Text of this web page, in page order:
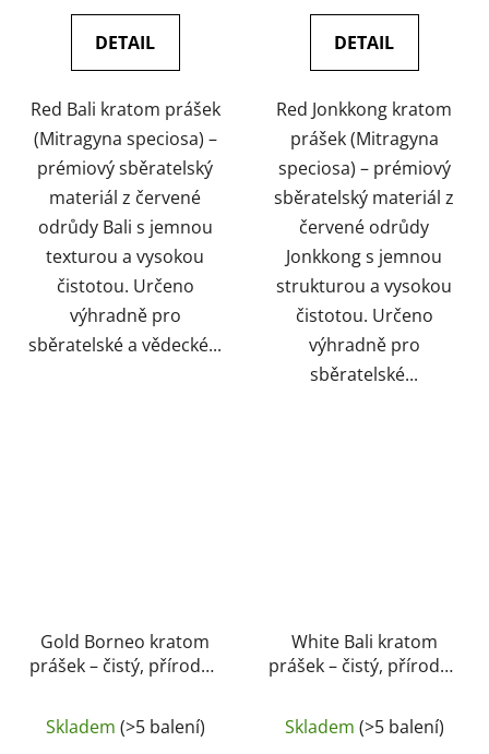
z
DETAIL
Red Bali kratom prášek
(Mitragyna speciosa) –
prémiový sběratelský
materiál z červené
odrůdy Bali s jemnou
texturou a vysokou
čistotou. Určeno
výhradně pro
sběratelské a vědecké...
DETAIL
Red Jonkkong kratom
prášek (Mitragyna
speciosa) – prémiový
sběratelský materiál z
červené odrůdy
Jonkkong s jemnou
strukturou a vysokou
čistotou. Určeno
výhradně pro
sběratelské...
Gold Borneo kratom
prášek – čistý, přírodní,
| GreenGuru
Skladem (>5 balení)
White Bali kratom
prášek – čistý, přírodní,
| GreenGuru
hodnocení
Skladem (>5 balení)